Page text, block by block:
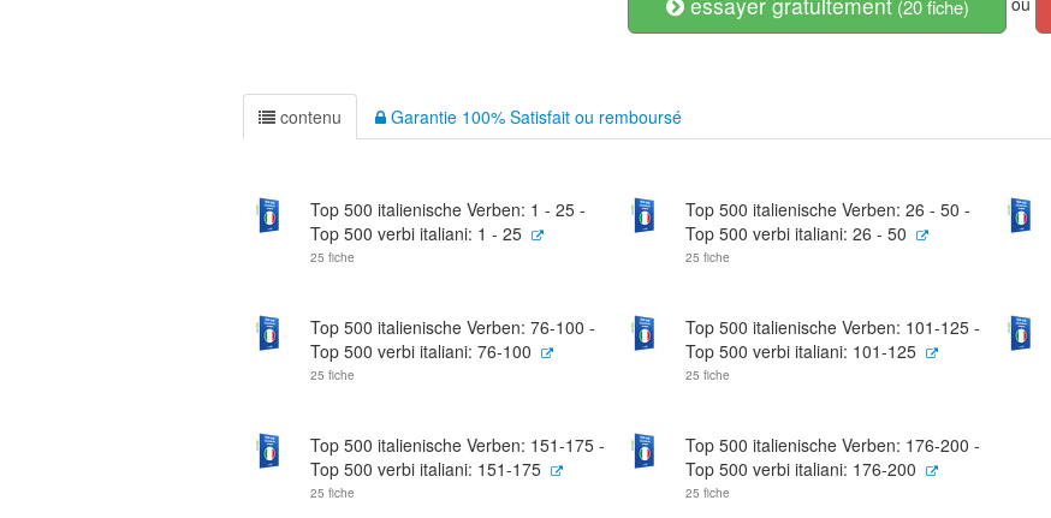
(20 fiche)
contenu Garantie 100% Satisfait ou remboursé
Top 500 italienische Verben: 1 - 25 -
Top 500 verbi italiani: 1 - 25
25 fiche
Top 500 italienische Verben: 26 - 50 -
Top 500 verbi italiani: 26 - 50
25 fiche
Top 500 italienische Verben: 76-100 -
Top 500 verbi italiani: 76-100
25 fiche
Top 500 italienische Verben: 101-125 -
Top 500 verbi italiani: 101-125
25 fiche
Top 500 italienische Verben: 151-175 -
Top 500 verbi italiani: 151-175
25 fiche
Top 500 italienische Verben: 176-200 -
Top 500 verbi italiani: 176-200
25 fiche